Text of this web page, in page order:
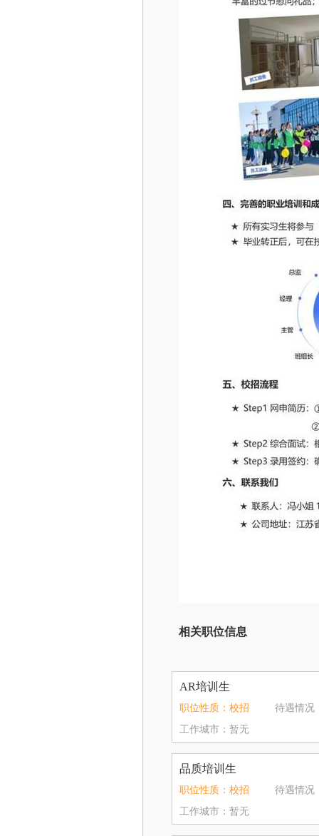
相关职位信息
AR培训生
职位性质：校招
待遇情况
工作城市：暂无
品质培训生
职位性质：校招
待遇情况
工作城市：暂无